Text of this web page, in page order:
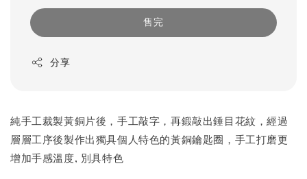
售完
分享
純手工裁製黃銅片後，手工敲字，再鍛敲出錘目花紋，經過
層層工序後製作出獨具個人特色的黃銅鑰匙圈，手工打磨更
增加手感溫度, 別具特色